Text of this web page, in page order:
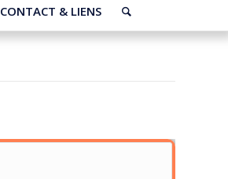
CONTACT & LIENS